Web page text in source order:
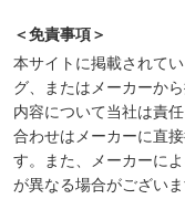
＜免責事項＞
本サイトに掲載されて
グ、またはメーカーか
内容について当社は責
合わせはメーカーに直
す。また、メーカーに
が異なる場合がございま